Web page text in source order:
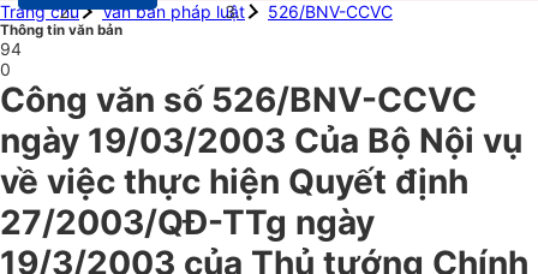
Trang chủ
Văn bản pháp luật 526/BNV-CCVC
Thông tin văn bản
94
0
Công văn số 526/BNV-CCVC
ngày 19/03/2003 Của Bộ Nội vụ
về việc thực hiện Quyết định
27/2003/QĐ-TTg ngày
19/3/2003 của Thủ tướng Chính